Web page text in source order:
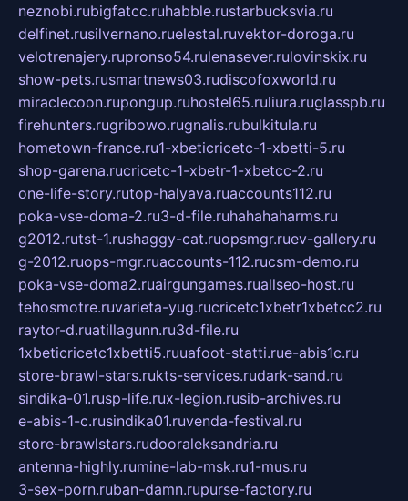
neznobi.rubigfatcc.ruhabble.rustarbucksvia.ru
delfinet.rusilvernano.ruelestal.ruvektor-doroga.ru
velotrenajery.rupronso54.rulenasever.rulovinskix.ru
show-pets.rusmartnews03.rudiscofoxworld.ru
miraclecoon.rupongup.ruhostel65.ruliura.ruglasspb.ru
firehunters.rugribowo.rugnalis.rubulkitula.ru
hometown-france.ru1-xbeticricetc-1-xbetti-5.ru
shop-garena.rucricetc-1-xbetr-1-xbetcc-2.ru
one-life-story.rutop-halyava.ruaccounts112.ru
poka-vse-doma-2.ru3-d-file.ruhahahaharms.ru
g2012.rutst-1.rushaggy-cat.ruopsmgr.ruev-gallery.ru
g-2012.ruops-mgr.ruaccounts-112.rucsm-demo.ru
poka-vse-doma2.ruairgungames.ruallseo-host.ru
tehosmotre.ruvarieta-yug.rucricetc1xbetr1xbetcc2.ru
raytor-d.ruatillagunn.ru3d-file.ru
1xbeticricetc1xbetti5.ruuafoot-statti.rue-abis1c.ru
store-brawl-stars.rukts-services.rudark-sand.ru
sindika-01.rusp-life.rux-legion.rusib-archives.ru
e-abis-1-c.rusindika01.ruvenda-festival.ru
store-brawlstars.rudooraleksandria.ru
antenna-highly.rumine-lab-msk.ru1-mus.ru
3-sex-porn.ruban-damn.rupurse-factory.ru